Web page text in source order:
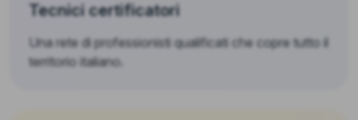
Tecnici certificatori
Una rete di professionisti qualificati che copre tutto il
territorio italiano.